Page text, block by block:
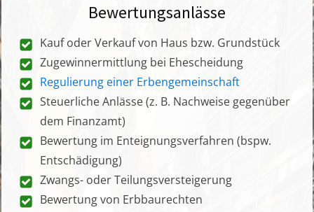
Bewertungsanlässe
Kauf oder Verkauf von Haus bzw. Grundstück
Zugewinnermittlung bei Ehescheidung
Regulierung einer Erbengemeinschaft
Steuerliche Anlässe (z. B. Nachweise gegenüber
dem Finanzamt)
Bewertung im Enteignungsverfahren (bspw.
Entschädigung)
Zwangs- oder Teilungsversteigerung
Bewertung von Erbbaurechten